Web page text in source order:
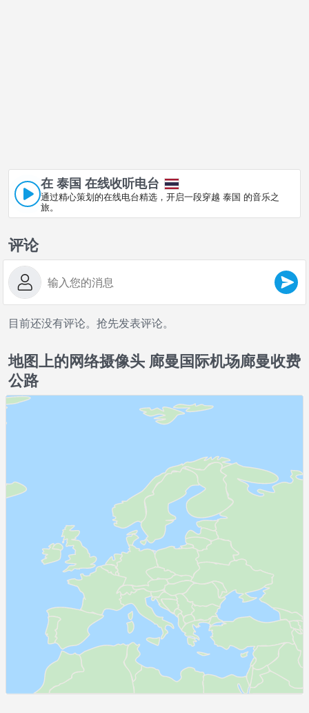
在 泰国 在线收听电台
通过精心策划的在线电台精选，开启一段穿越 泰国 的音乐之
旅。
评论
目前还没有评论。抢先发表评论。
地图上的网络摄像头 廊曼国际机场廊曼收费
公路